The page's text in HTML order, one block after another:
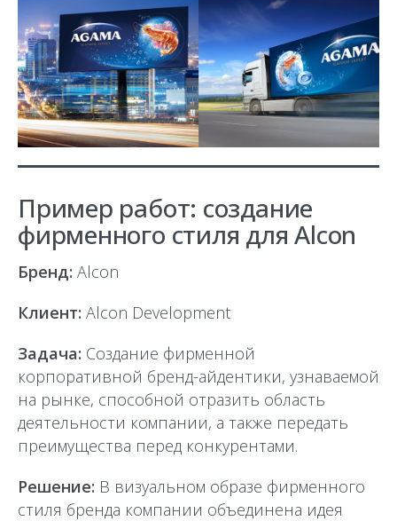
Пример работ: создание
фирменного стиля для Alcon
Бренд: Alcon
Клиент: Alcon Development
Задача: Создание фирменной
корпоративной бренд-айдентики, узнаваемой
на рынке, способной отразить область
деятельности компании, а также передать
преимущества перед конкурентами.
Решение: В визуальном образе фирменного
стиля бренда компании объединена идея